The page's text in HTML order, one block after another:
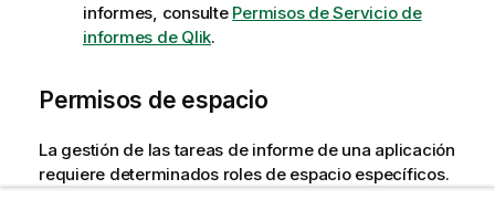
informes, consulte Permisos de Servicio de
informes de Qlik.
Permisos de espacio
La gestión de las tareas de informe de una aplicación
requiere determinados roles de espacio específicos.